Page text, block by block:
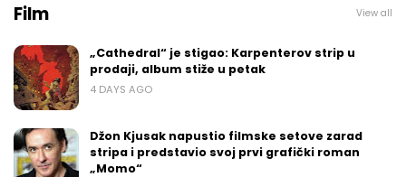
Film View all
„Cathedral“ je stigao: Karpenterov strip u
prodaji, album stiže u petak
4 DAYS AGO
Džon Kjusak napustio filmske setove zarad
stripa i predstavio svoj prvi grafički roman
„Momo“